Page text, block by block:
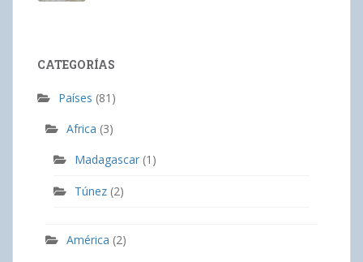
CATEGORÍAS
Países (81)
Africa (3)
Madagascar (1)
Túnez (2)
América (2)